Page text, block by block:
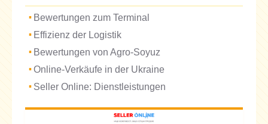
Bewertungen zum Terminal
Effizienz der Logistik
Bewertungen von Agro-Soyuz
Online-Verkäufe in der Ukraine
Seller Online: Dienstleistungen